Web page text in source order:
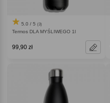
5.0 / 5 (3)
Termos DLA MYŚLIWEGO 1l
99,90 zł